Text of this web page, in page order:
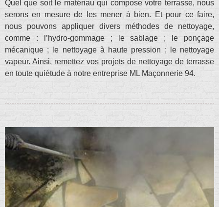
Quel que soit le matériau qui compose votre terrasse, nous
serons en mesure de les mener à bien. Et pour ce faire,
nous pouvons appliquer divers méthodes de nettoyage,
comme : l’hydro-gommage ; le sablage ; le ponçage
mécanique ; le nettoyage à haute pression ; le nettoyage
vapeur. Ainsi, remettez vos projets de nettoyage de terrasse
en toute quiétude à notre entreprise ML Maçonnerie 94.